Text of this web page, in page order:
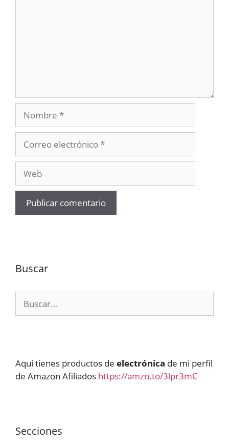
electrónico
Buscar
Aquí tienes productos de electrónica de mi perfil
de Amazon Afiliados https://amzn.to/3lpr3mC
Secciones